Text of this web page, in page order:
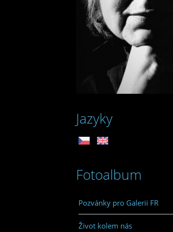
Jazyky
Fotoalbum
Pozvánky pro Galerii FR
Život kolem nás